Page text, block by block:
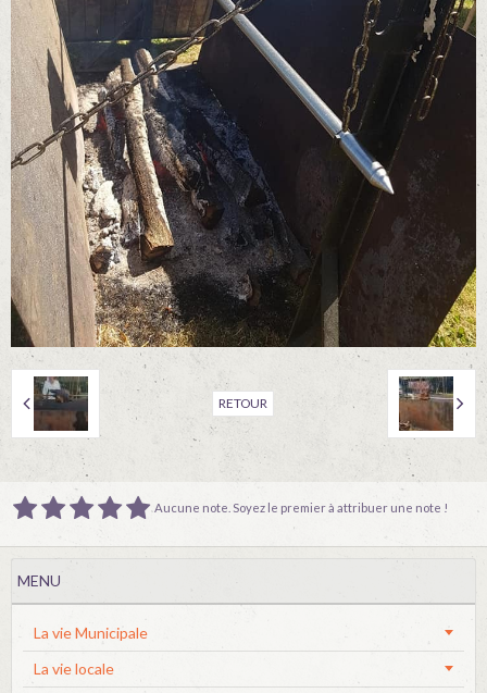
RETOUR
Aucune note. Soyez le premier à attribuer une note !
MENU
La vie Municipale
La vie locale